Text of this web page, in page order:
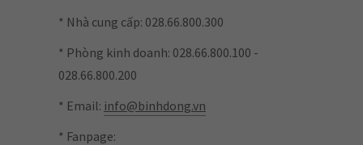
* Nhà cung cấp: 028.66.800.300
* Phòng kinh doanh: 028.66.800.100 -
028.66.800.200
* Email: info@binhdong.vn
* Fanpage: